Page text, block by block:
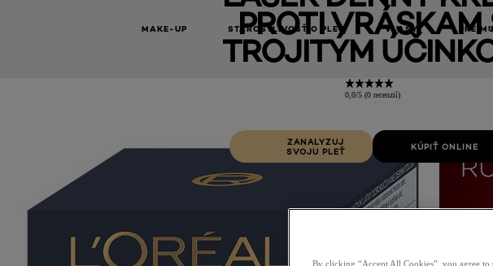
MAKE-UP STAROSTLIVOSŤ O PLEŤ VLASY PRE
PROTI VRÁSKAM
TROJITÝM
0,0/5 (0 recenzií)
ZANALYZUJ
SVOJU PLEŤ
KÚPIŤ ONLINE
By clicking “Accept All Cookies”, you agree